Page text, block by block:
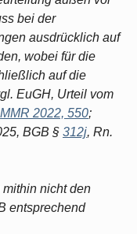
bei der
ausdrücklich auf
wobei für die
auf die
EuGH, Urteil vom
MMR 2022, 550;
BGB § 312j, Rn.
nicht den
entsprechend